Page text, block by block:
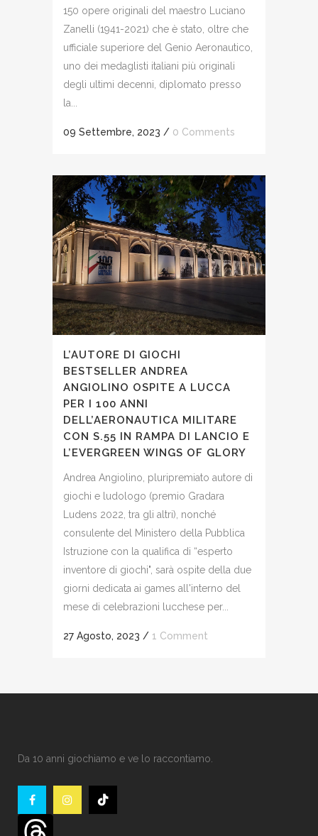
150 opere originali del maestro Luciano
Zanelli (1941-2021) che è stato, oltre che
ufficiale superiore del Genio Aeronautico,
uno dei medaglisti italiani più originali
degli ultimi decenni, diplomato presso
la...
09 Settembre, 2023 / 0 Comments
L’AUTORE DI GIOCHI
BESTSELLER ANDREA
ANGIOLINO OSPITE A LUCCA
PER I 100 ANNI
DELL’AERONAUTICA MILITARE
CON S.55 IN RAMPA DI LANCIO E
L’EVERGREEN WINGS OF GLORY
Andrea Angiolino, pluripremiato autore di
giochi e ludologo (premio Gradara
Ludens 2022, tra gli altri), nonché
consulente del Ministero della Pubblica
Istruzione con la qualifica di “esperto
inventore di giochi", sarà ospite della due
giorni dedicata ai games all'interno del
mese di celebrazioni lucchese per...
27 Agosto, 2023 / 1 Comment
Da 10 anni giochiamo e ve lo raccontiamo.